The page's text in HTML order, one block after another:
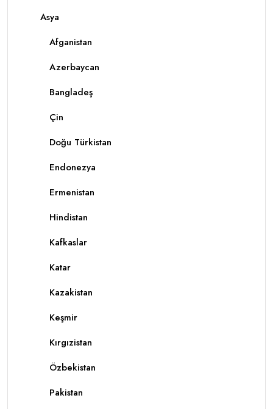
Asya
Afganistan
Azerbaycan
Bangladeş
Çin
Doğu Türkistan
Endonezya
Ermenistan
Hindistan
Kafkaslar
Katar
Kazakistan
Keşmir
Kırgızistan
Özbekistan
Pakistan